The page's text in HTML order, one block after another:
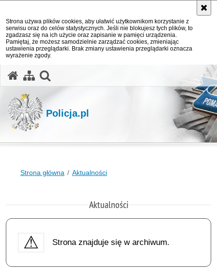
Strona używa plików cookies, aby ułatwić użytkownikom korzystanie z
serwisu oraz do celów statystycznych. Jeśli nie blokujesz tych plików, to
zgadzasz się na ich użycie oraz zapisanie w pamięci urządzenia.
Pamiętaj, że możesz samodzielnie zarządzać cookies, zmieniając
ustawienia przeglądarki. Brak zmiany ustawienia przeglądarki oznacza
wyrażenie zgody.
Policja.pl
Strona główna Aktualności
Aktualności
Strona znajduje się w archiwum.